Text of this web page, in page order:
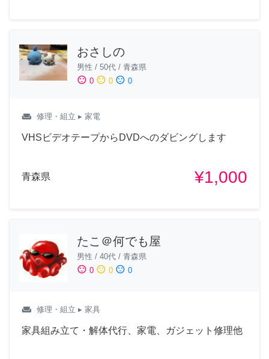
おさしの
男性 / 50代 / 青森県
sentiment_satisfied 0 sentiment_neutral 0 sentiment_dissatisfied 0
weekend 修理・組立 ▸ 家電
VHSビデオテープからDVDへのダビングします
青森県 ¥1,000
たこ＠何でも屋
男性 / 40代 / 青森県
sentiment_satisfied 0 sentiment_neutral 0 sentiment_dissatisfied 0
weekend 修理・組立 ▸ 家具
家具組み立て・解体代行、家電、ガジェット修理他